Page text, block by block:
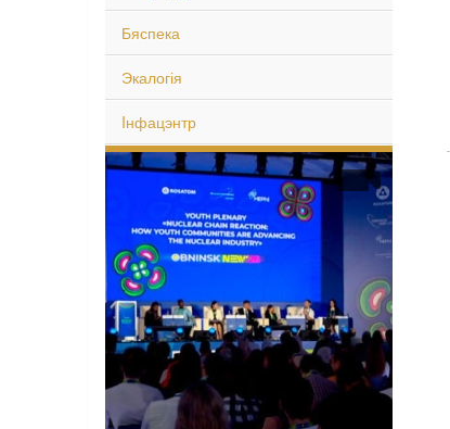
Бяспека
Экалогія
Iнфацэнтр